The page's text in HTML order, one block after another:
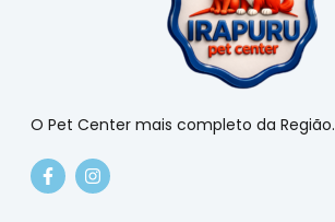
O Pet Center mais completo da Região.